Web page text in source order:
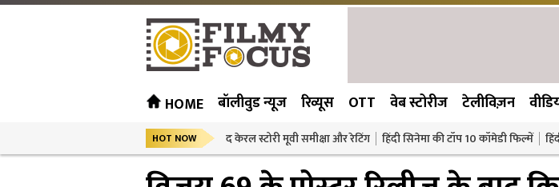
HOME बॉलीवुड न्यूज रिव्यूस OTT वेब स्टोरीज टेलीविज़न
HOT NOW द केरल स्टोरी मूवी समीक्षा और रेटिंग हिंदी सिनेमा की टॉप 10 कॉमेडी फिल्में